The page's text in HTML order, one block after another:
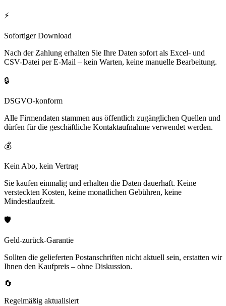
⚡
Sofortiger Download
Nach der Zahlung erhalten Sie Ihre Daten sofort als Excel- und
CSV-Datei per E-Mail – kein Warten, keine manuelle Bearbeitung.
🔒
DSGVO-konform
Alle Firmendaten stammen aus öffentlich zugänglichen Quellen und
dürfen für die geschäftliche Kontaktaufnahme verwendet werden.
💰
Kein Abo, kein Vertrag
Sie kaufen einmalig und erhalten die Daten dauerhaft. Keine
versteckten Kosten, keine monatlichen Gebühren, keine
Mindestlaufzeit.
🛡️
Geld-zurück-Garantie
Sollten die gelieferten Postanschriften nicht aktuell sein, erstatten wir
Ihnen den Kaufpreis – ohne Diskussion.
🔄
Regelmäßig aktualisiert